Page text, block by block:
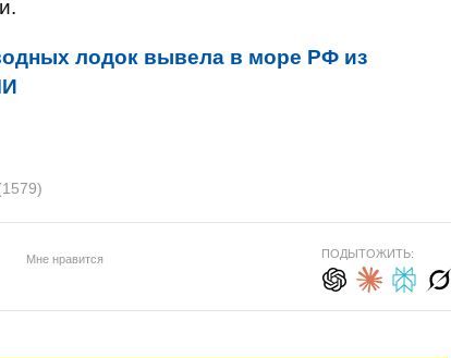
лодок вывела в море РФ из
Мне нравится ПОДЫТОЖИТЬ: